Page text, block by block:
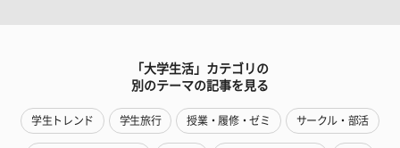
「大学生活」カテゴリの
別のテーマの記事を見る
学生トレンド 学生旅行 授業・履修・ゼミ サークル・部活